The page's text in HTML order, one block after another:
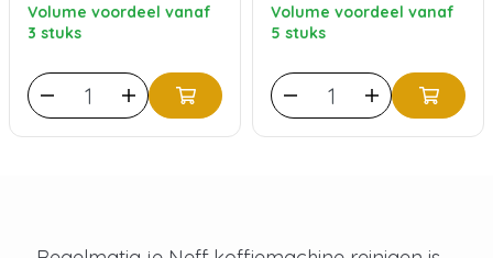
Volume voordeel vanaf
3 stuks
Volume voordeel vanaf
5 stuks